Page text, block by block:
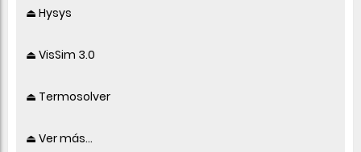
⏏ Hysys
⏏ VisSim 3.0
⏏ Termosolver
⏏ Ver más...